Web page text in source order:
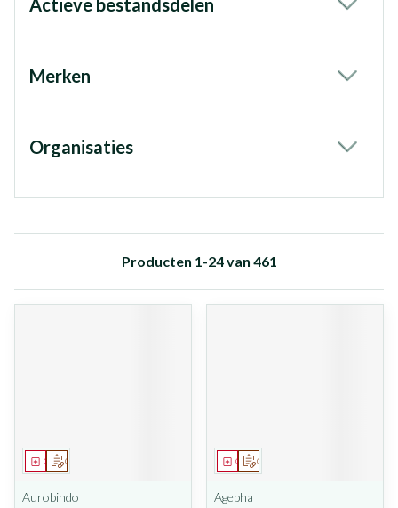
Actieve bestandsdelen
Merken
Organisaties
Producten 1-24van 461
Op voorschrift
Geneesmiddel
Aurobindo
Op voorschrift
Geneesmiddel
Agepha